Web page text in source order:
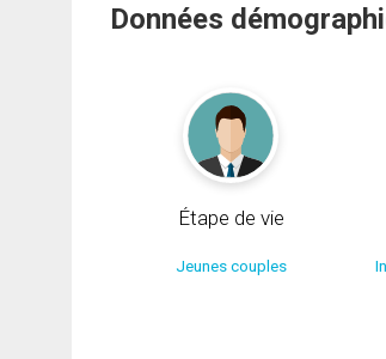
Données
Étape de vie
Jeunes couples